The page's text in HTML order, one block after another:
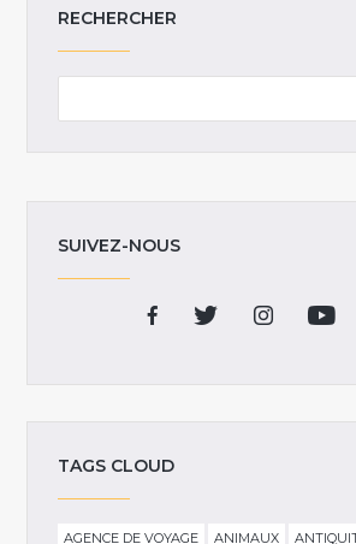
RECHERCHER
SUIVEZ-NOUS
TAGS CLOUD
AGENCE DE VOYAGE ANIMAUX